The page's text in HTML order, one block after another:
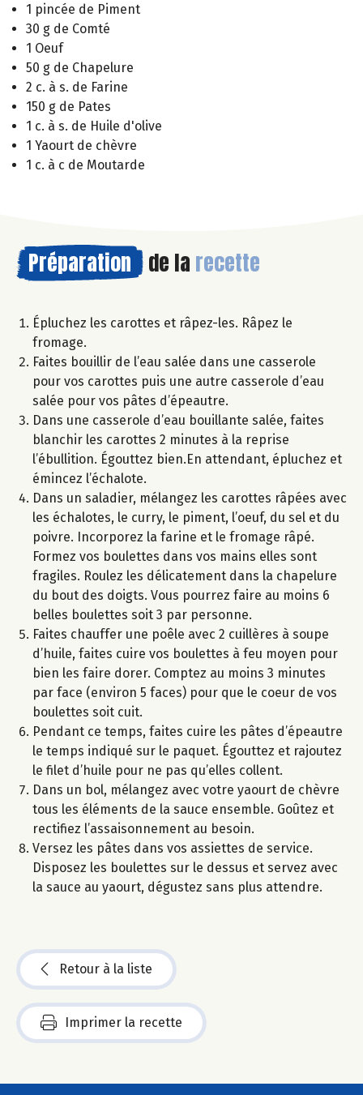
1 pincée de Piment
30 g de Comté
1 Oeuf
50 g de Chapelure
2 c. à s. de Farine
150 g de Pates
1 c. à s. de Huile d'olive
1 Yaourt de chèvre
1 c. à c de Moutarde
Préparation de la recette
Épluchez les carottes et râpez-les. Râpez le
fromage.
Faites bouillir de l’eau salée dans une casserole
pour vos carottes puis une autre casserole d’eau
salée pour vos pâtes d’épeautre.
Dans une casserole d’eau bouillante salée, faites
blanchir les carottes 2 minutes à la reprise
l’ébullition. Égouttez bien.En attendant, épluchez et
émincez l’échalote.
Dans un saladier, mélangez les carottes râpées avec
les échalotes, le curry, le piment, l’oeuf, du sel et du
poivre. Incorporez la farine et le fromage râpé.
Formez vos boulettes dans vos mains elles sont
fragiles. Roulez les délicatement dans la chapelure
du bout des doigts. Vous pourrez faire au moins 6
belles boulettes soit 3 par personne.
Faites chauffer une poêle avec 2 cuillères à soupe
d’huile, faites cuire vos boulettes à feu moyen pour
bien les faire dorer. Comptez au moins 3 minutes
par face (environ 5 faces) pour que le coeur de vos
boulettes soit cuit.
Pendant ce temps, faites cuire les pâtes d’épeautre
le temps indiqué sur le paquet. Égouttez et rajoutez
le filet d’huile pour ne pas qu’elles collent.
Dans un bol, mélangez avec votre yaourt de chèvre
tous les éléments de la sauce ensemble. Goûtez et
rectifiez l’assaisonnement au besoin.
Versez les pâtes dans vos assiettes de service.
Disposez les boulettes sur le dessus et servez avec
la sauce au yaourt, dégustez sans plus attendre.
Retour à la liste
Imprimer la recette